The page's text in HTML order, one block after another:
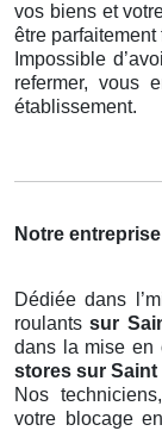
vos biens et
être parfaitement
Impossible
refermer, vous
établissement.
Notre entreprise
Dédiée dans
roulantssur
dans la mise en
stores sur Saint
Nos
votre blocage